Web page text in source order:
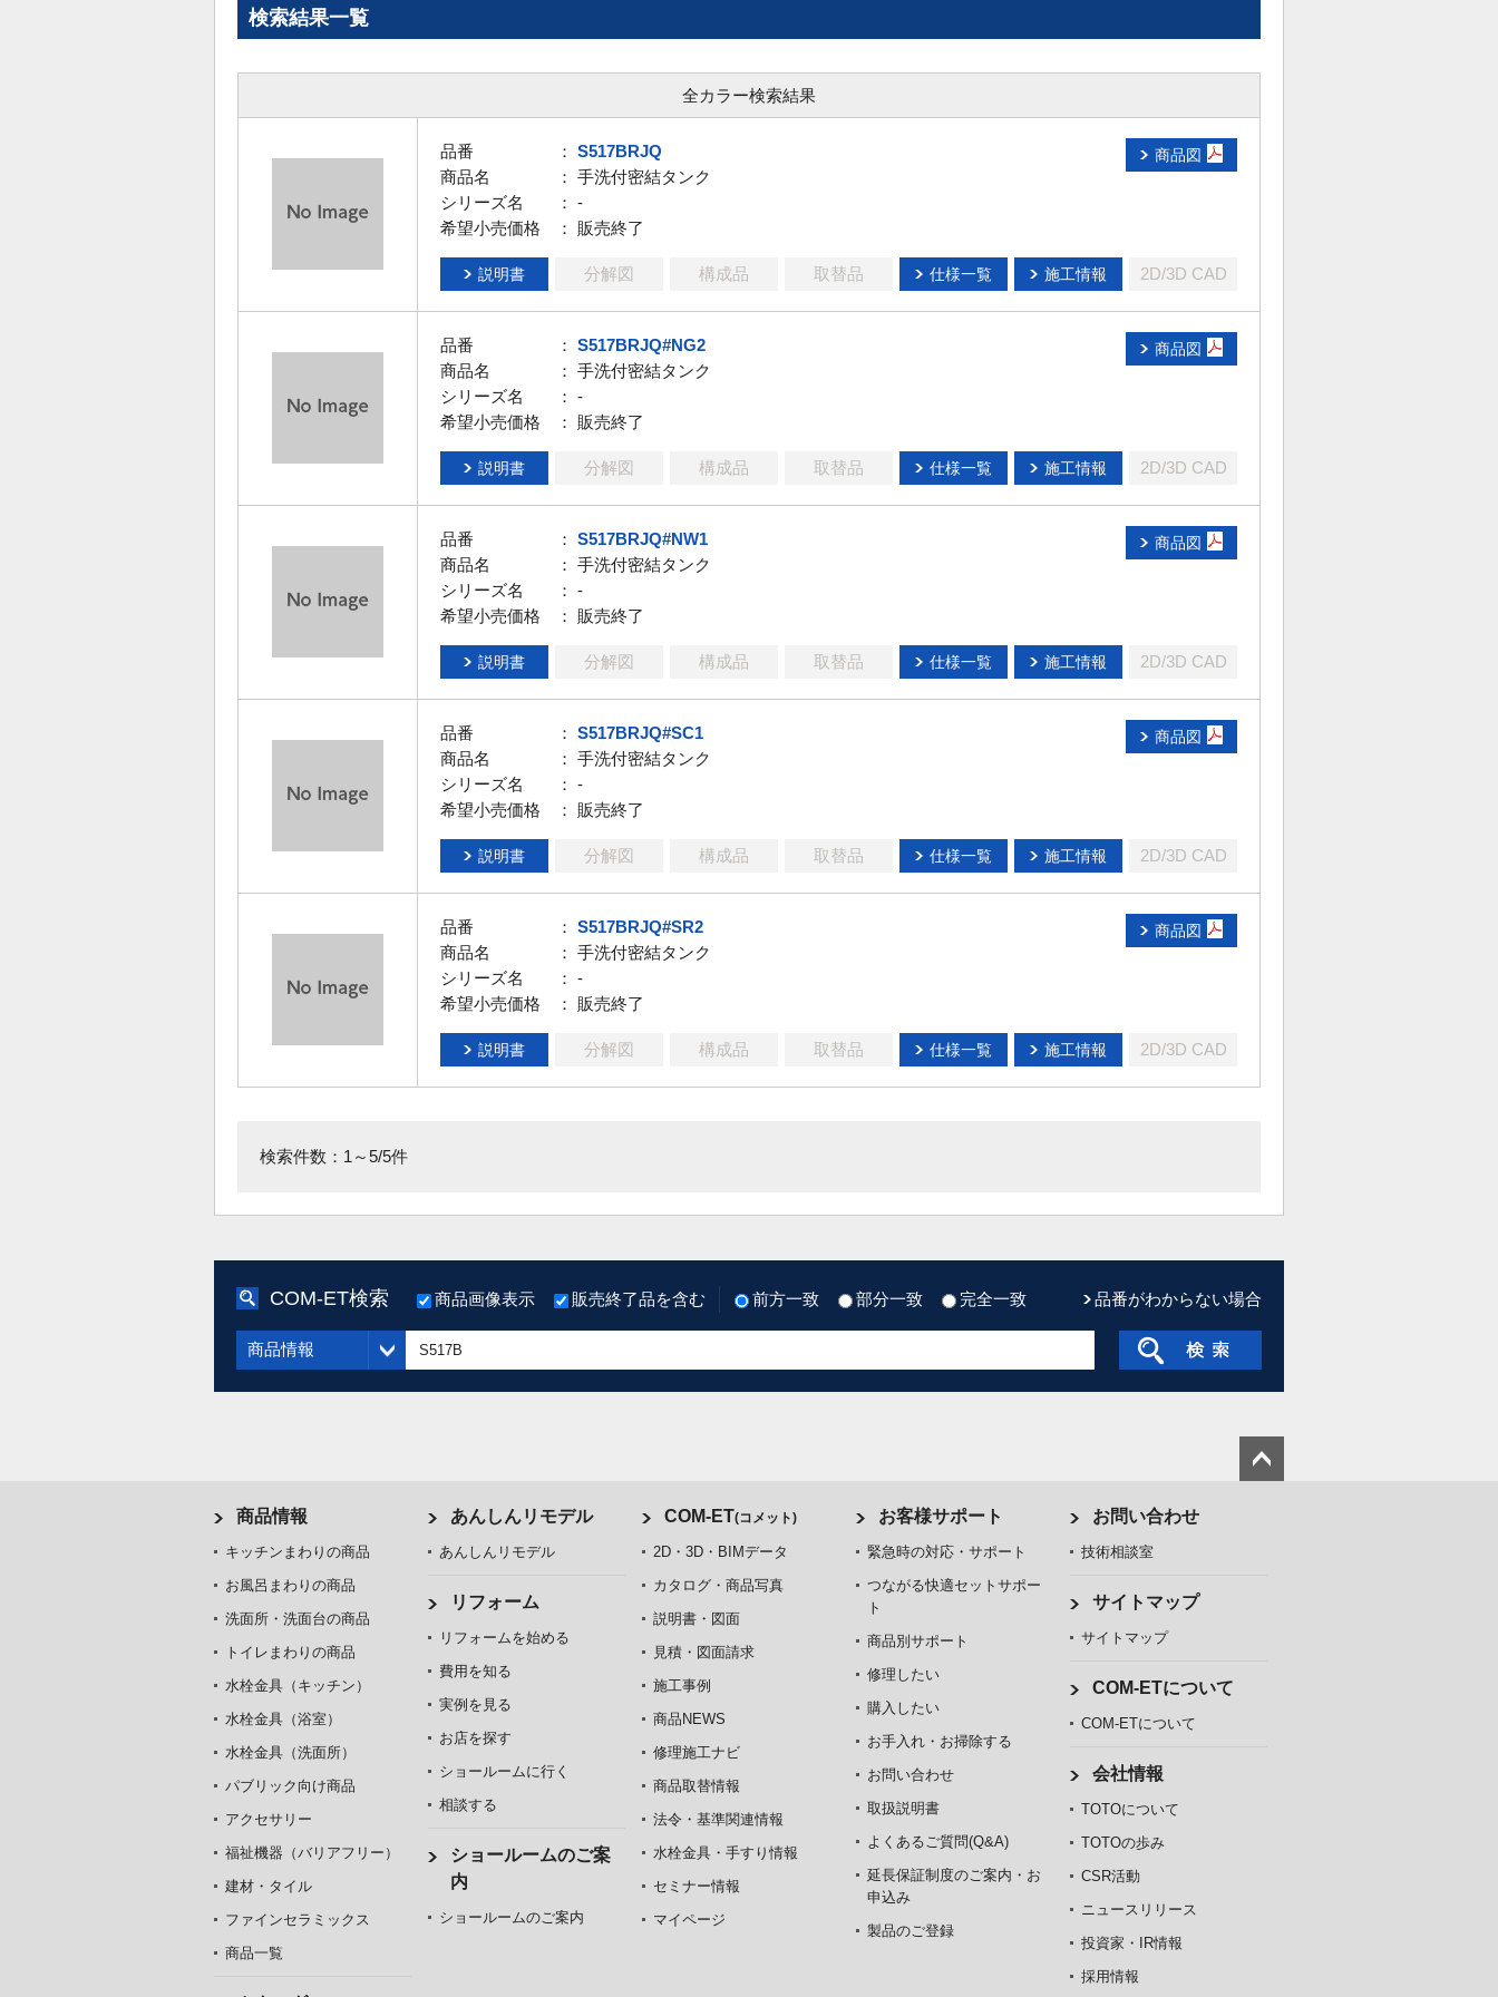
検索結果一覧
全カラー検索結果
品番 ： S517BRJQ
商品名
： 手洗付密結タンク
シリーズ名
： -
希望小売価格
： 販売終了
商品図
説明書 分解図 構成品 取替品 仕様一覧 施工情報 2D/3D CAD
品番 ： S517BRJQ#NG2
商品名
： 手洗付密結タンク
シリーズ名
： -
希望小売価格
： 販売終了
商品図
説明書 分解図 構成品 取替品 仕様一覧 施工情報 2D/3D CAD
品番 ： S517BRJQ#NW1
商品名
： 手洗付密結タンク
シリーズ名
： -
希望小売価格
： 販売終了
商品図
説明書 分解図 構成品 取替品 仕様一覧 施工情報 2D/3D CAD
品番 ： S517BRJQ#SC1
商品名
： 手洗付密結タンク
シリーズ名
： -
希望小売価格
： 販売終了
商品図
説明書 分解図 構成品 取替品 仕様一覧 施工情報 2D/3D CAD
品番 ： S517BRJQ#SR2
商品名
： 手洗付密結タンク
シリーズ名
： -
希望小売価格
： 販売終了
商品図
説明書 分解図 構成品 取替品 仕様一覧 施工情報 2D/3D CAD
検索件数：1～5/5件
COM-ET検索 商品画像表示 販売終了品を含む 前方一致 部分一致 完全一致 品番がわからない場合
商品情報
商品情報
キッチンまわりの商品
お風呂まわりの商品
洗面所・洗面台の商品
トイレまわりの商品
水栓金具（キッチン）
水栓金具（浴室）
水栓金具（洗面所）
パブリック向け商品
アクセサリー
福祉機器（バリアフリー）
建材・タイル
ファインセラミックス
商品一覧
あんしんリモデル
あんしんリモデル
リフォーム
リフォームを始める
費用を知る
実例を見る
お店を探す
ショールームに行く
相談する
ショールームのご案
内
ショールームのご案内
COM-ET(コメット)
2D・3D・BIMデータ
カタログ・商品写真
説明書・図面
見積・図面請求
施工事例
商品NEWS
修理施工ナビ
商品取替情報
法令・基準関連情報
水栓金具・手すり情報
セミナー情報
マイページ
お客様サポート
緊急時の対応・サポート
つながる快適セットサポー
ト
商品別サポート
修理したい
購入したい
お手入れ・お掃除する
お問い合わせ
取扱説明書
よくあるご質問(Q&A)
延長保証制度のご案内・お
申込み
製品のご登録
お問い合わせ
技術相談室
サイトマップ
サイトマップ
COM-ETについて
COM-ETについて
会社情報
TOTOについて
TOTOの歩み
CSR活動
ニュースリリース
投資家・IR情報
採用情報